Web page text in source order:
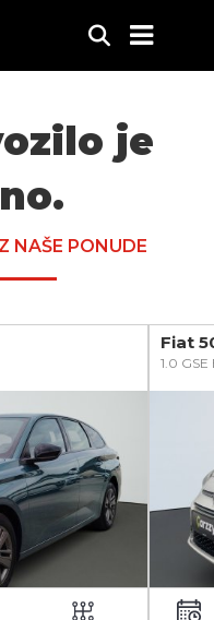
je
NAŠE PONUDE
Fiat
1.0